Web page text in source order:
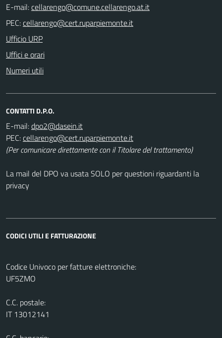
E-mail:
PEC:
Ufficio URP
Uffici e orari
Numeri utili
CONTATTI D.P.O.
E-mail:
PEC:
(Per comunicare direttamente con il Titolare del trattamento)
La mail del DPO va usata SOLO per questioni riguardanti la
privacy
CODICI UTILI E FATTURAZIONE
Codice Univoco per fatture elettroniche:
UF5ZMO
C.C. postale:
IT 13012141